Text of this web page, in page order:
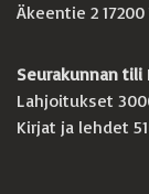
Äkeentie 2 17200
Seurakunnan tili
Lahjoitukset
Kirjat ja lehdet